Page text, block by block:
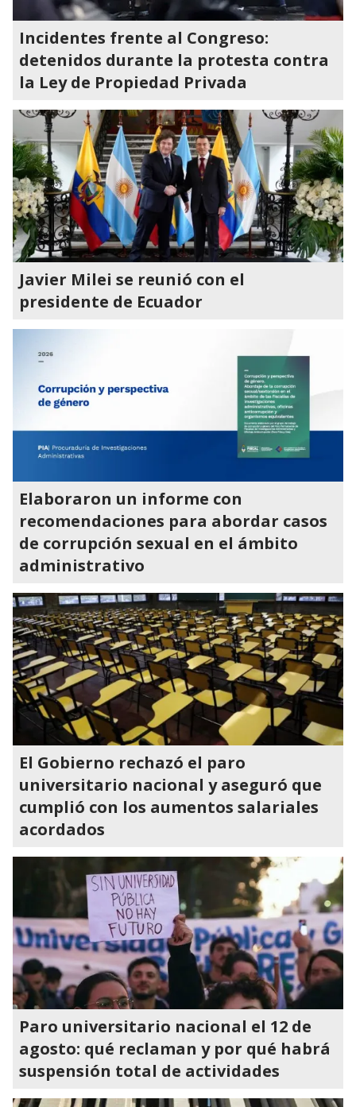
Incidentes frente al Congreso:
detenidos durante la protesta contra
la Ley de Propiedad Privada
Javier Milei se reunió con el
presidente de Ecuador
Elaboraron un informe con
recomendaciones para abordar casos
de corrupción sexual en el ámbito
administrativo
El Gobierno rechazó el paro
universitario nacional y aseguró que
cumplió con los aumentos salariales
acordados
Paro universitario nacional el 12 de
agosto: qué reclaman y por qué habrá
suspensión total de actividades